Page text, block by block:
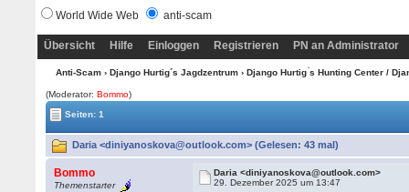
World Wide Web anti-scam
Übersicht Hilfe Einloggen Registrieren PN an Administrator
Anti-Scam› Django Hurtig´s Jagdzentrum› Django Hurtig ́s Hunting Center /
(Moderator:Bommo)
Seiten: 1
Daria <diniyanoskova@outlook.com> (Gelesen: 43 mal)
Bommo
Themenstarter
Daria <diniyanoskova@outlook.com>
29. Dezember 2025 um 13:47